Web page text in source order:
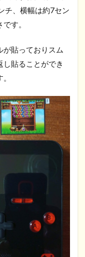
チ、横幅は約7セン
す。
が貼っておりスム
貼ることができ